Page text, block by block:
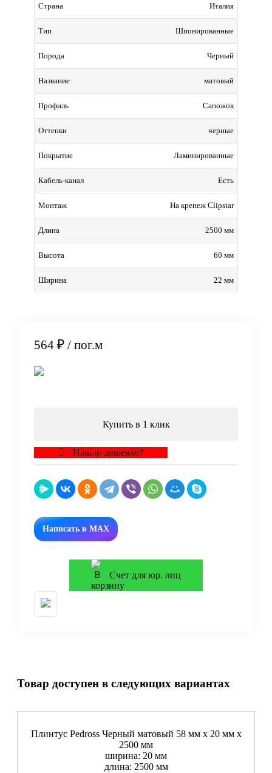
Страна Италия
Тип Шпонированные
Порода Черный
Название матовый
Профиль Сапожок
Оттенки черные
Покрытие Ламинированные
Кабель-канал Есть
Монтаж На крепеж Clipstar
Длина 2500 мм
Высота 60 мм
Ширина 22 мм
564 ₽ / пог.м
Купить в 1 клик
Нашли дешевле?
Написать в MAX
Счет для юр. лиц
Товар доступен в следующих вариантах
Плинтус Pedross Черный матовый 58 мм х 20 мм х
2500 мм
ширина: 20 мм
длина: 2500 мм